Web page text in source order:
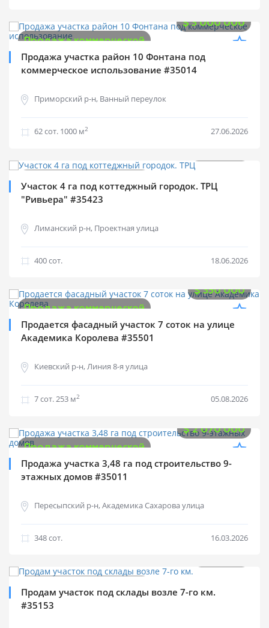
$3 000 000
Продажа коммерческой
Продажа участка район 10 Фонтана под
коммерческое использование #35014
Приморский р-н, Ванный переулок
62 cот. 1000 м2 27.06.2026
Участок 4 га под коттеджный городок. ТРЦ
"Ривьера" #35423
Лиманский р-н, Проектная улица
400 cот. 18.06.2026
$350 000
Продажа коммерческой
Продается фасадный участок 7 соток на улице
Академика Королева #35501
Киевский р-н, Линия 8-я улица
7 cот.253 м2 05.08.2026
$2 070 000
Продажа коммерческой
Продажа участка 3,48 га под строительство 9-
этажных домов #35011
Пересыпский р-н, Академика Сахарова улица
348 cот. 16.03.2026
Продам участок под склады возле 7-го км.
#35153